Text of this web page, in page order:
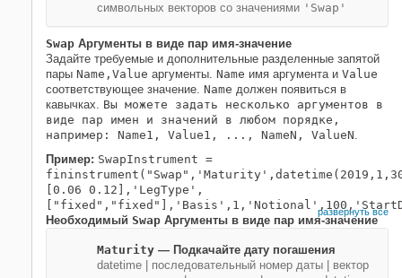
символьных векторов со значениями 'Swap'
Swap Аргументы в виде пар имя-значение
Задайте требуемые и дополнительные разделенные запятой
пары Name,Value аргументы. Name имя аргумента и Value
соответствующее значение. Name должен появиться в
кавычках. Вы можете задать несколько аргументов в
виде пар имен и значений в любом порядке,
например: Name1, Value1, ..., NameN, ValueN.
Пример: SwapInstrument =
[0.06 0.12],'LegType',
Необходимый Swap Аргументы в виде пар имя-значение
развернуть все
Maturity — Подкачайте дату погашения
datetime
последовательный номер даты
вектор